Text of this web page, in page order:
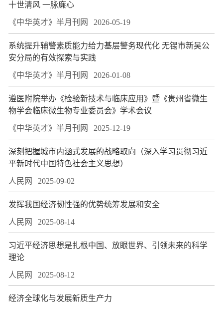
十世清风 一脉廉心
《中华英才》半月刊网 2026-05-19
系统提升辅警素质能力给力基层警务现代化 无锡市新吴公
安分局的有效探索与实践
《中华英才》半月刊网 2026-01-08
遵医附院举办《检验新技术与临床应用》暨《贵州省微生
物学会临床微生物专业委员会》学术会议
《中华英才》半月刊网 2025-12-19
深刻把握城市内涵式发展的战略取向（深入学习贯彻习近
平新时代中国特色社会主义思想）
人民网 2025-09-02
发挥我国经济韧性强的优势统筹发展和安全
人民网 2025-08-14
习近平经济思想是扎根中国、放眼世界、引领未来的科学
理论
人民网 2025-08-12
经济全球化与发展新质生产力